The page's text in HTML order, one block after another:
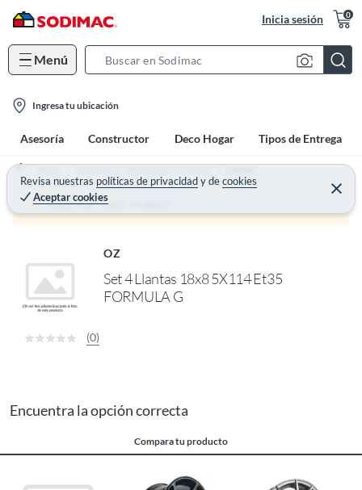
Inicia sesión 0
Menú
c
h
B
r
a
o
Ingresa tu ubicación
Asesoría Constructor Deco Hogar Tipos de Entrega
Revisa nuestras políticas de privacidadydecookies
Aceptar cookies
C
e
r
Home Automotriz - Neumáticos y Llantas Llantas
¡Qué mal! Justo se agotó
OZ
Set 4 Llantas 18x8 5X114 Et35
FORMULA G
(0)
Encuentra la opción correcta
Compara tu producto